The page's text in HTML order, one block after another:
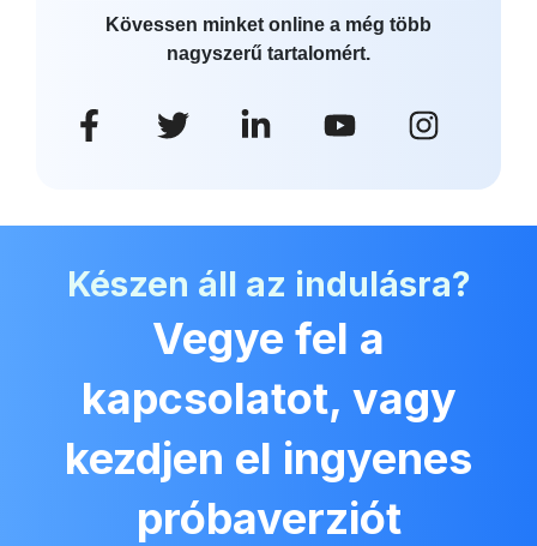
Kövessen minket online a még több
nagyszerű tartalomért.
Készen áll az indulásra?
Vegye fel a
kapcsolatot, vagy
kezdjen el ingyenes
próbaverziót